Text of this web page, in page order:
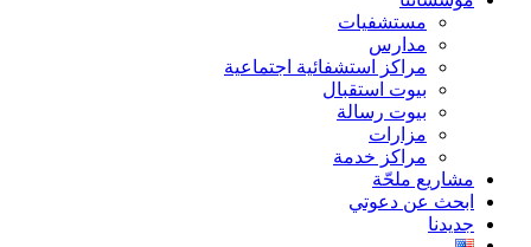
مستشفيات
مدارس
مراكز استشفائية اجتماعية
بيوت استقبال
بيوت رسالة
مزارات
مراكز خدمة
مشاريع ملحّة
ابحث عن دعوتي
جديدنا